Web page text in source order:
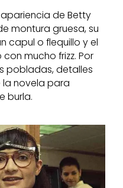
de Betty
montura gruesa, su
capul o flequillo y el
mucho frizz. Por
pobladas, detalles
novela para
burla.